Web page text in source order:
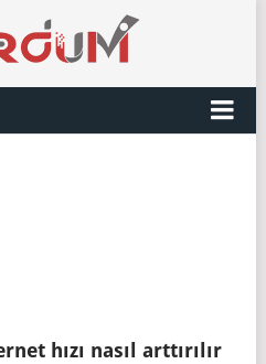
hızı nasıl arttırılır